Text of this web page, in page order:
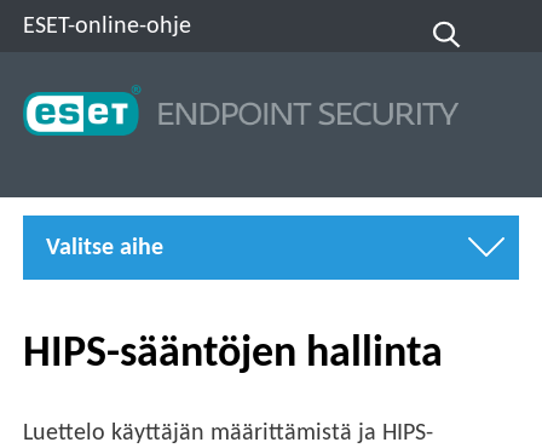
ESET-online-ohje
Valitse aihe
HIPS-sääntöjen hallinta
Luettelo käyttäjän määrittämistä ja HIPS-